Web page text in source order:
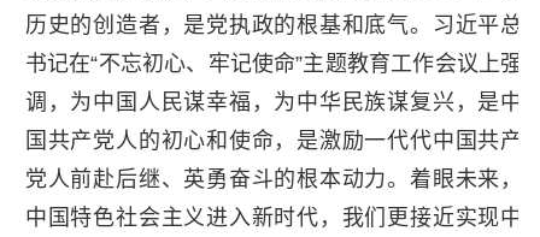
历史的创造者，是党执政的根基和底气。习近平总
书记在“不忘初心、牢记使命”主题教育工作会议上强
调，为中国人民谋幸福，为中华民族谋复兴，是中
国共产党人的初心和使命，是激励一代代中国共产
党人前赴后继、英勇奋斗的根本动力。着眼未来，
中国特色社会主义进入新时代，我们更接近实现中